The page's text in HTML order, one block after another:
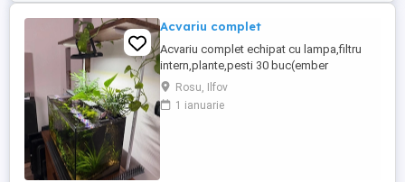
Acvariu complet
Acvariu complet echipat cu lampa,filtru
intern,plante,pesti 30 buc(ember
tetra,neon,pigmy cory,creveti
Amano,otocinclus affinis) Dimensiuni 60
30 36 Se vinde fara stand,nu asigur
Rosu, Ilfov
1 ianuarie